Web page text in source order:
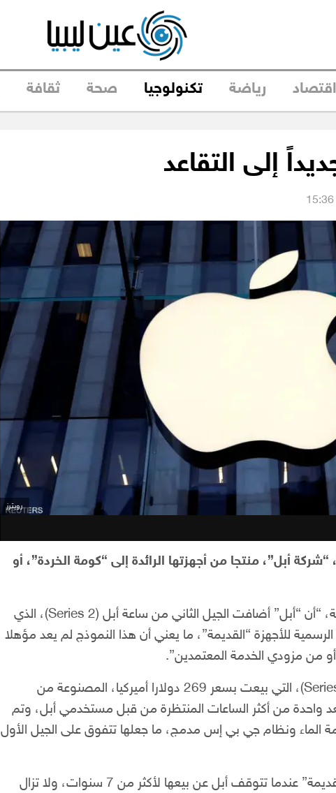
اقتصاد رياضة تكنولوجيا صحة ثقافة
إلى التقاعد
رويترز
أبل”، منتجا من أجهزتها الرائدة إلى “كومة الخردة”، أو
وذكرت صحيفة “الديلي ميل” البريطانية، “أن “أبل” أضافت الجيل الثاني من ساعة أبل (Series 2)، الذي
2016، إلى قائمتها الرسمية للأجهزة “القديمة”، ما يعني أن هذا النموذج لم يعد مؤهلا
من مزودي الخدمة المعتمدين”.
ووفقا للصحيفة، “كانت ساعة أبل (Series 2)، التي بيعت بسعر 269 دولارا أميركيا، المصنوعة من
تعد واحدة من أكثر الساعات المنتظرة من قبل مستخدمي أبل، وتم
الماء ونظام جي بي إس مدمج، ما جعلها تتفوق على الجيل الأول
يذكر أنه “يتم تصنيف المنتجات بأنها “قديمة” عندما تتوقف أبل عن بيعها لأكثر من 7 سنوات، ولا تزال